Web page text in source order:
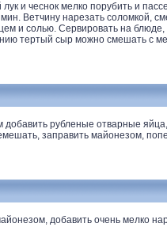
и чеснок мелко порубить и
Ветчину нарезать соломкой,
и солью. Сервировать на
тертый сыр можно смешать с
рубленые отварные
заправить майонезом,
добавить очень мелко